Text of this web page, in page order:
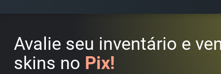
Avalie seu inventário e
skins no Pix!